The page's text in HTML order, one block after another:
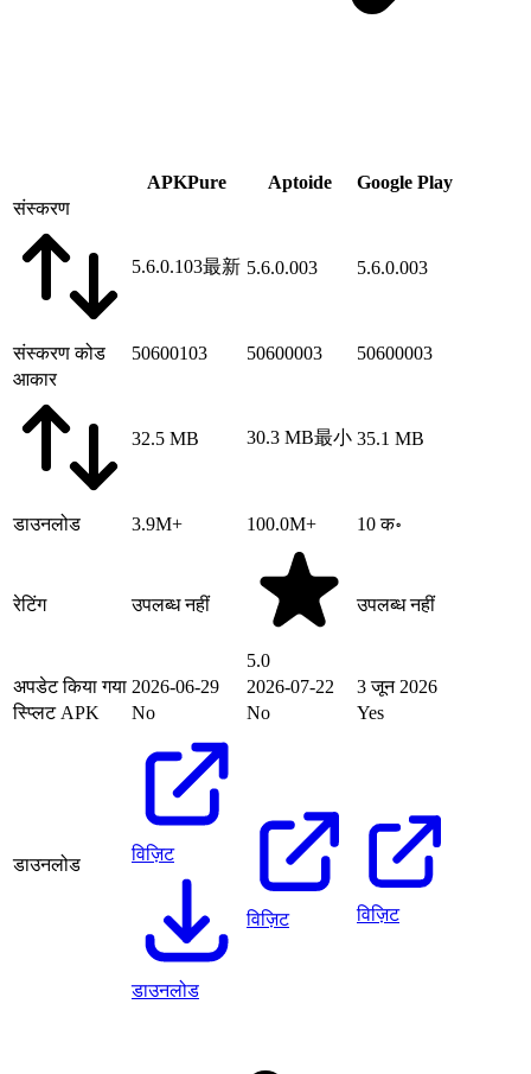
APKPure Aptoide
Google Play
संस्करण
5.6.0.103最新 5.6.0.003 5.6.0.003
संस्करण कोड 50600103 50600003
50600003
आकार
32.5 MB 30.3 MB最小 35.1 MB
डाउनलोड 3.9M+ 100.0M+ 10 क॰
रेटिंग उपलब्ध नहीं
5.0
उपलब्ध नहीं
अपडेट किया गया 2026-06-29 2026-07-22
3 जून 2026
स्प्लिट APK
No No Yes
डाउनलोड
विज़िट
डाउनलोड
विज़िट विज़िट